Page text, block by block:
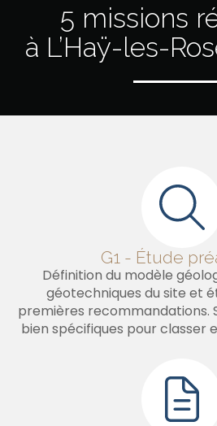
5 missions
à L’Haÿ-les-
G1 - Étude
Définition du modèle
géotechniques du site et
premières recommandations.
bien spécifiques pour classer